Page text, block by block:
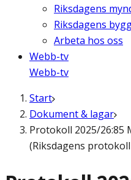
Riksdagens
Riksdagens
Arbeta hos oss
Webb-tv
Webb-tv
Start
Dokument & lagar
Protokoll 2025/26:85
(Riksdagens